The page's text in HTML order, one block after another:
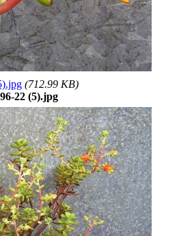
(712.99 KB)
22 (5).jpg